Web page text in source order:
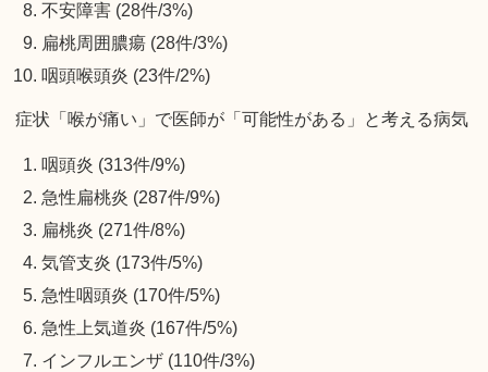
不安障害 (28件/3%)
扁桃周囲膿瘍 (28件/3%)
咽頭喉頭炎 (23件/2%)
症状「喉が痛い」で医師が「可能性がある」と考える病気
咽頭炎 (313件/9%)
急性扁桃炎 (287件/9%)
扁桃炎 (271件/8%)
気管支炎 (173件/5%)
急性咽頭炎 (170件/5%)
急性上気道炎 (167件/5%)
インフルエンザ (110件/3%)